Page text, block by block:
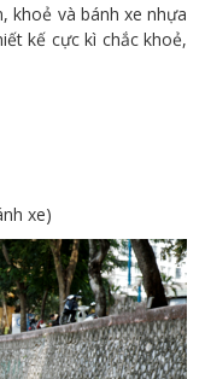
khoẻ và bánh xe nhựa
kế cực kì chắc khoẻ,
xe)